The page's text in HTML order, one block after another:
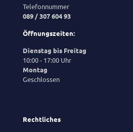
Telefonnummer
089 / 307 604 93
Öffnungszeiten:
Dienstag bis Freitag
10:00 - 17:00 Uhr
Montag
Geschlossen
Rechtliches